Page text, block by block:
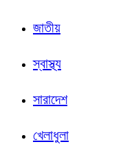
জাতীয়
স্বাস্থ্য
সারাদেশ
খেলাধুলা